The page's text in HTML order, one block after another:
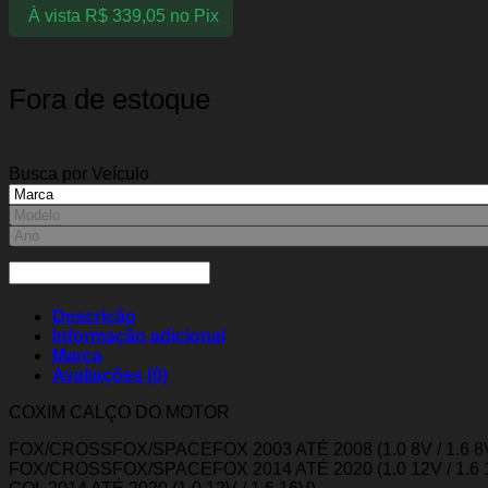
À vista R$339,05 no Pix
Fora de estoque
Busca por Veículo
Descrição
Informação adicional
Marca
Avaliações (0)
COXIM CALÇO DO MOTOR
FOX/CROSSFOX/SPACEFOX 2003 ATÉ 2008 (1.0 8V / 1.6
FOX/CROSSFOX/SPACEFOX 2014 ATÉ 2020 (1.0 12V / 1.6